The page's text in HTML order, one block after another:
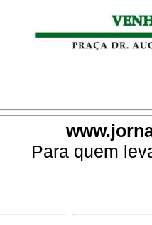
Para quem